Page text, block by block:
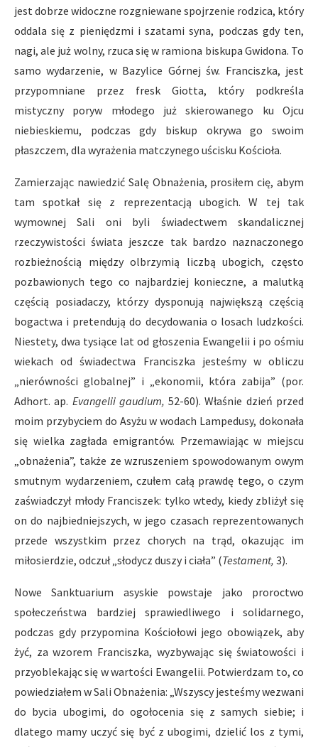
jest dobrze widoczne rozgniewane spojrzenie rodzica, który
oddala się z pieniędzmi i szatami syna, podczas gdy ten,
nagi, ale już wolny, rzuca się w ramiona biskupa Gwidona. To
samo wydarzenie, w Bazylice Górnej św. Franciszka, jest
przypomniane przez fresk Giotta, który podkreśla
mistyczny poryw młodego już skierowanego ku Ojcu
niebieskiemu, podczas gdy biskup okrywa go swoim
płaszczem, dla wyrażenia matczynego uścisku Kościoła.
Zamierzając nawiedzić Salę Obnażenia, prosiłem cię, abym
tam spotkał się z reprezentacją ubogich. W tej tak
wymownej Sali oni byli świadectwem skandalicznej
rzeczywistości świata jeszcze tak bardzo naznaczonego
rozbieżnością między olbrzymią liczbą ubogich, często
pozbawionych tego co najbardziej konieczne, a malutką
częścią posiadaczy, którzy dysponują największą częścią
bogactwa i pretendują do decydowania o losach ludzkości.
Niestety, dwa tysiące lat od głoszenia Ewangelii i po ośmiu
wiekach od świadectwa Franciszka jesteśmy w obliczu
„nierówności globalnej” i „ekonomii, która zabija” (por.
Adhort. ap. Evangelii gaudium,52-60). Właśnie dzień przed
moim przybyciem do Asyżu w wodach Lampedusy, dokonała
się wielka zagłada emigrantów. Przemawiając w miejscu
„obnażenia”, także ze wzruszeniem spowodowanym owym
smutnym wydarzeniem, czułem całą prawdę tego, o czym
zaświadczył młody Franciszek: tylko wtedy, kiedy zbliżył się
on do najbiedniejszych, w jego czasach reprezentowanych
przede wszystkim przez chorych na trąd, okazując im
miłosierdzie, odczuł „słodycz duszy i ciała” (Testament, 3).
Nowe Sanktuarium asyskie powstaje jako proroctwo
społeczeństwa bardziej sprawiedliwego i solidarnego,
podczas gdy przypomina Kościołowi jego obowiązek, aby
żyć, za wzorem Franciszka, wyzbywając się światowości i
przyoblekając się w wartości Ewangelii. Potwierdzam to, co
powiedziałem w Sali Obnażenia: „Wszyscy jesteśmy wezwani
do bycia ubogimi, do ogołocenia się z samych siebie; i
dlatego mamy uczyć się być z ubogimi, dzielić los z tymi,